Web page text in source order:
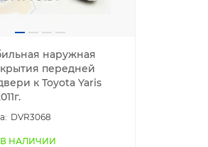
наружная
передней
к Toyota Yaris
DVR3068
В НАЛИЧИИ